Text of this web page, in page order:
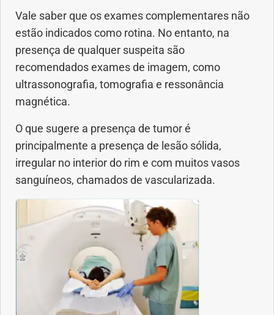
Saúde dos olhos
Saúde dos ouvidos
Saúde dos rins
Síndrome de Down
Sono
Urgências
Vitaminas
Vale saber que os exames complementares não
estão indicados como rotina. No entanto, na
presença de qualquer suspeita são
recomendados exames de imagem, como
ultrassonografia, tomografia e ressonância
magnética.
O que sugere a presença de tumor é
principalmente a presença de lesão sólida,
irregular no interior do rim e com muitos vasos
sanguíneos, chamados de vascularizada.